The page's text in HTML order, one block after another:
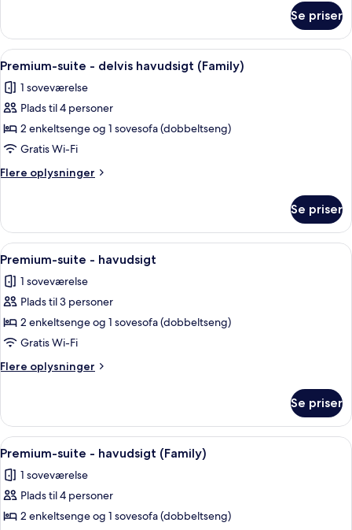
suite
delvis
Se priser
Indlæs
alle
billeder
af
Premium-
suite
-
delvis
(Family)
Et hotelværelse med seng, et
5
Premium-suite - delvis havudsigt (Family)
1 soveværelse
Plads til 4 personer
2 enkeltsenge og 1 sovesofa (dobbeltseng)
Gratis Wi-Fi
Flere oplysninger
Flere
suite
delvis
(Family)
Se priser
Indlæs
alle
billeder
af
Premium-
suite
-
havudsigt
Et hotelværelse med en stor seng,
5
Premium-suite - havudsigt
1 soveværelse
Plads til 3 personer
2 enkeltsenge og 1 sovesofa (dobbeltseng)
Gratis Wi-Fi
Flere oplysninger
Flere
suite
havudsigt
Se priser
Indlæs
alle
billeder
af
Premium-
Et hotelværelse med en stor seng,
4
Premium-suite - havudsigt (Family)
1 soveværelse
Plads til 4 personer
2 enkeltsenge og 1 sovesofa (dobbeltseng)